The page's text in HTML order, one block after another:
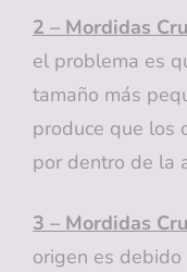
2 – Mordidas
el problema es
tamaño más
produce que los
por dentro de la
3 – Mordidas
origen es